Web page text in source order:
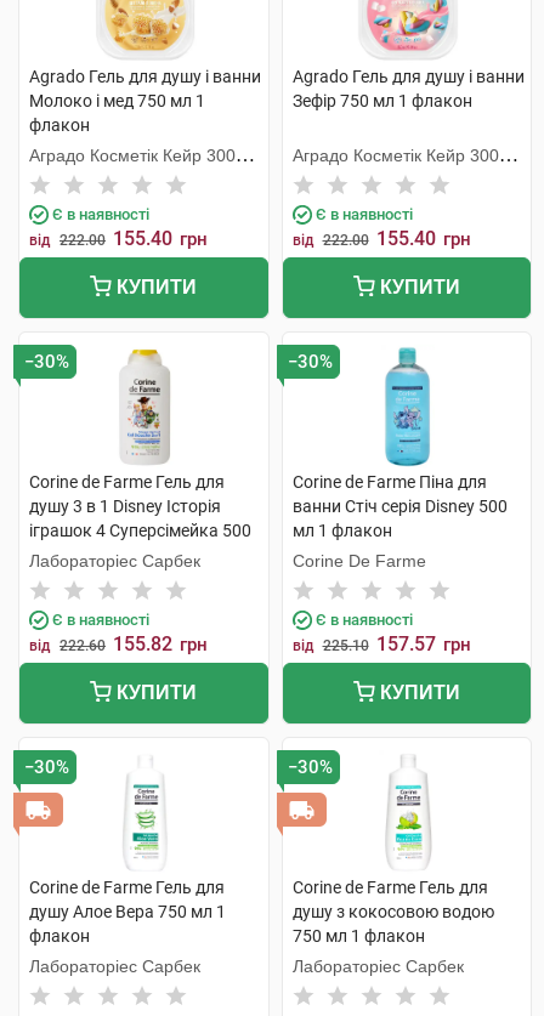
Agrado Гель для душу і ванни
Молоко і мед 750 мл 1
флакон
Аградо Косметік Кейр 3000
С.Л.У.
Є в наявності
від 222.00 155.40 грн
КУПИТИ
Agrado Гель для душу і ванни
Зефір 750 мл 1 флакон
Аградо Косметік Кейр 3000
С.Л.У.
Є в наявності
від 222.00 155.40 грн
КУПИТИ
−30%
Corine de Farme Гель для
душу 3 в 1 Disney Історія
іграшок 4 Суперсімейка 500
мл 1 флакон
Лабораторіес Сарбек
Є в наявності
від 222.60 155.82 грн
КУПИТИ
−30%
Corine de Farme Піна для
ванни Стіч серія Disney 500
мл 1 флакон
Corine De Farme
Є в наявності
від 225.10 157.57 грн
КУПИТИ
−30%
Corine de Farme Гель для
душу Алое Вера 750 мл 1
флакон
Лабораторіес Сарбек
−30%
Corine de Farme Гель для
душу з кокосовою водою
750 мл 1 флакон
Лабораторіес Сарбек